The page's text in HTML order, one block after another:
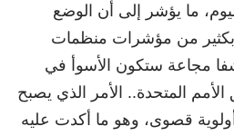
ما يؤشر إلى أن الوضع
بكثير من مؤشرات منظمات
شفا مجاعة ستكون الأسوأ في
الأمم المتحدة.. الأمر الذي يصبح
قصوى، وهو ما أكدت عليه